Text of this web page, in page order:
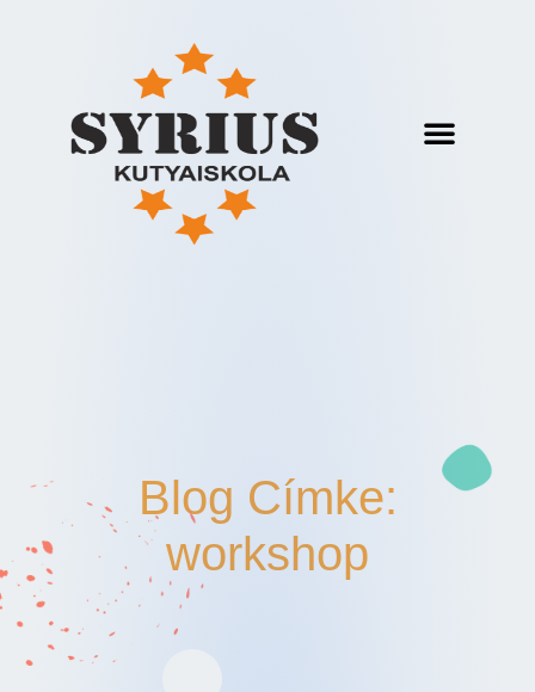
Blog Címke:
workshop